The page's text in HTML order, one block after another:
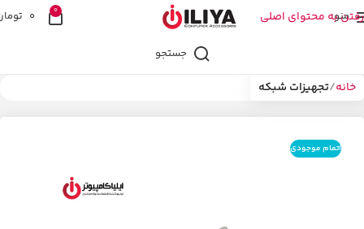
رفتن به محتوای اصلی
منو 0
0
جستجو
خانه تجهیزات شبکه
اتمام موجودی